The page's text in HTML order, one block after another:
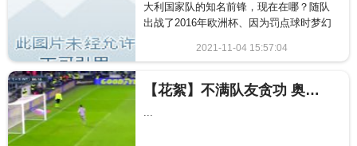
大利国家队的知名前锋，现在在哪？随队
出战了2016年欧洲杯、因为罚点球时梦幻
2021-11-04 15:57:04
1769
【花絮】不满队友贪功 奥斯瓦尔多破口大骂
...